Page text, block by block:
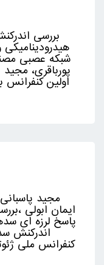
بررسی
هيدروديناميکی
شبکه عصبی
پورباقری،
اولين کنفرانس
مجید
ایمان ابولی
پاسخ لرزه ای
اندرکنش
کنفرانس ملی